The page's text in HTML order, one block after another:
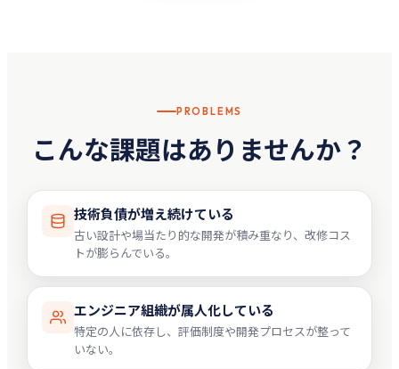
PROBLEMS
こんな課題はありませんか？
技術負債が増え続けている
古い設計や場当たり的な開発が積み重なり、改修コス
トが膨らんでいる。
エンジニア組織が属人化している
特定の人に依存し、評価制度や開発プロセスが整って
いない。